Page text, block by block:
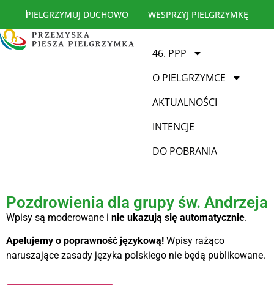
PIELGRZYMUJ DUCHOWO WESPRZYJ PIELGRZYMKĘ
46. PPP
O PIELGRZYMCE
AKTUALNOŚCI
INTENCJE
DO POBRANIA
Pozdrowienia dla grupy św. Andrzeja
Wpisy są moderowane i nie ukazują się automatycznie.
Apelujemy o poprawność językową! Wpisy rażąco
naruszające zasady języka polskiego nie będą publikowane.